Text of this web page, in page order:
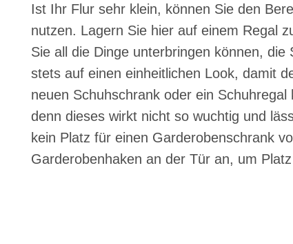
Ist Ihr Flur sehr klein, können Sie den
nutzen. Lagern Sie hier auf einem Regal
Sie all die Dinge unterbringen können,
stets auf einen einheitlichen Look, damit
neuen Schuhschrank oder ein
denn dieses wirkt nicht so wuchtig und
kein Platz für einen Garderobenschrank
Garderobenhaken an der Tür an, um